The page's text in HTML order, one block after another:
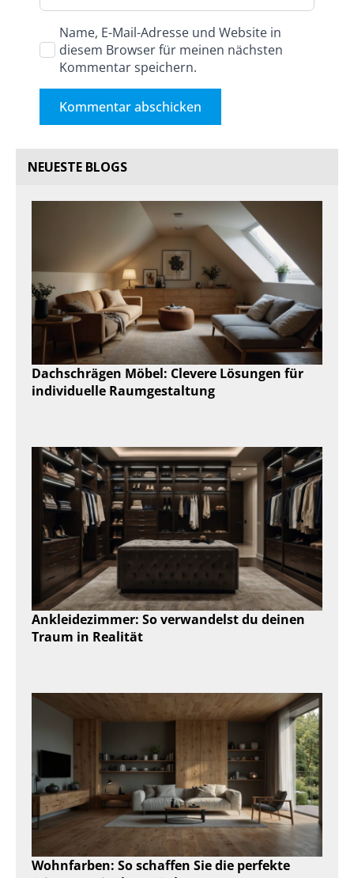
Name, E-Mail-Adresse und Website in
diesem Browser für meinen nächsten
Kommentar speichern.
NEUESTE BLOGS
Dachschrägen Möbel: Clevere Lösungen für
individuelle Raumgestaltung
Ankleidezimmer: So verwandelst du deinen
Traum in Realität
Wohnfarben: So schaffen Sie die perfekte